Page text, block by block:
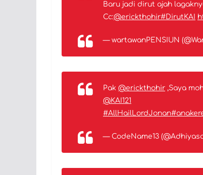
Baru jadi dirut ajah
Cc:@erickthohir#DirutKAI
— wartawanPENSIUN
Pak @erickthohir ,Saya
@KAI121
#AllHailLordJonan
— CodeName13